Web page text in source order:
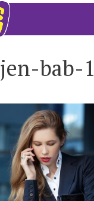
jen-bab-1